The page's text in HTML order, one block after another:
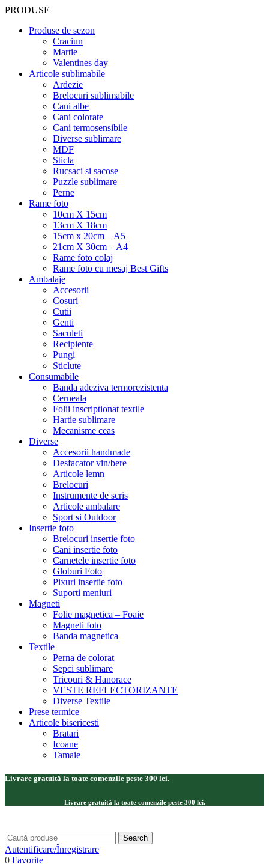
PRODUSE
Produse de sezon
Craciun
Martie
Valentines day
Articole sublimabile
Ardezie
Brelocuri sublimabile
Cani albe
Cani colorate
Cani termosensibile
Diverse sublimare
MDF
Sticla
Rucsaci si sacose
Puzzle sublimare
Perne
Rame foto
10cm X 15cm
13cm X 18cm
15cm x 20cm – A5
21cm X 30cm – A4
Rame foto colaj
Rame foto cu mesaj Best Gifts
Ambalaje
Accesorii
Cosuri
Cutii
Genti
Saculeti
Recipiente
Pungi
Sticlute
Consumabile
Banda adeziva termorezistenta
Cerneala
Folii inscriptionat textile
Hartie sublimare
Mecanisme ceas
Diverse
Accesorii handmade
Desfacator vin/bere
Articole lemn
Brelocuri
Instrumente de scris
Articole ambalare
Sport si Outdoor
Insertie foto
Brelocuri insertie foto
Cani insertie foto
Carnetele insertie foto
Globuri Foto
Pixuri insertie foto
Suporti meniuri
Magneti
Folie magnetica – Foaie
Magneti foto
Banda magnetica
Textile
Perna de colorat
Sepci sublimare
Tricouri & Hanorace
VESTE REFLECTORIZANTE
Diverse Textile
Prese termice
Articole bisericesti
Bratari
Icoane
Tamaie
Livrare gratuită la toate comenzile peste 300 lei.
Livrare gratuită la toate comenzile peste 300 lei.
Search
Autentificare/Înregistrare
0 Favorite